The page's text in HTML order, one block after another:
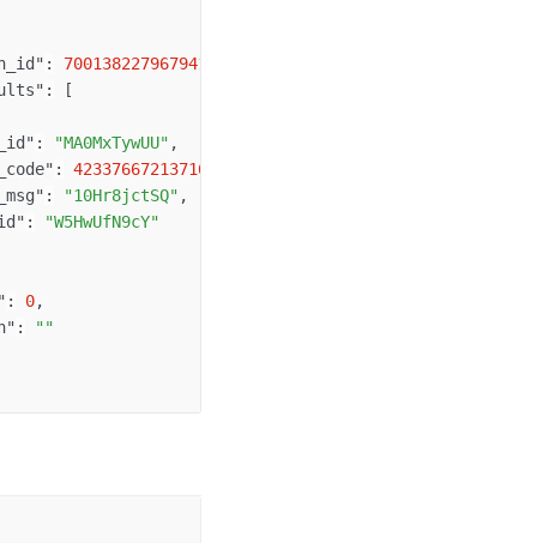
: 7001382279679417000
:
[
: "MA0MxTywUU" ,
: 4233766721371613700
: "10Hr8jctSQ" ,
:
"W5HwUfN9cY"
: 0,
:
""